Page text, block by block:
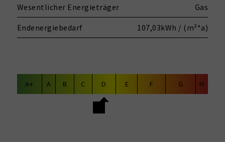
Wesentlicher Energieträger Gas
Endenergiebedarf 107,03kWh / (m²*a)
A+ A B C D E F G H